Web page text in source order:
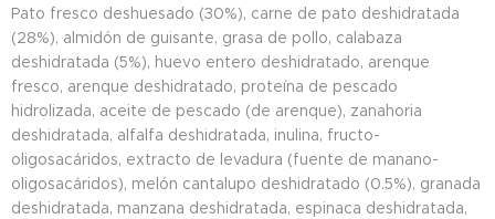
Pato fresco deshuesado (30%), carne de pato deshidratada
(28%), almidón de guisante, grasa de pollo, calabaza
deshidratada (5%), huevo entero deshidratado, arenque
fresco, arenque deshidratado, proteína de pescado
hidrolizada, aceite de pescado (de arenque), zanahoria
deshidratada, alfalfa deshidratada, inulina, fructo-
oligosacáridos, extracto de levadura (fuente de manano-
oligosacáridos), melón cantalupo deshidratado (0.5%), granada
deshidratada, manzana deshidratada, espinaca deshidratada,